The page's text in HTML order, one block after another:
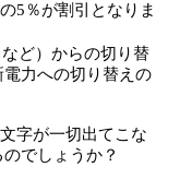
5％が割引となりま
ど）からの切り替
力への切り替えの
字が一切出てこな
でしょうか？